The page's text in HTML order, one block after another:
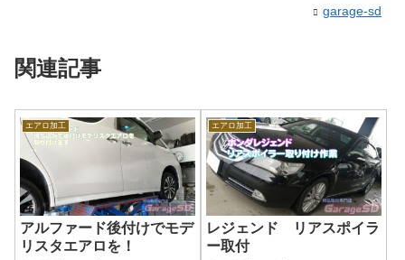
garage-sd
関連記事
エアロ加工
アルファード後付けでモデ
リスタエアロを！
エアロ加工
レジェンド リアスポイラ
ー取付